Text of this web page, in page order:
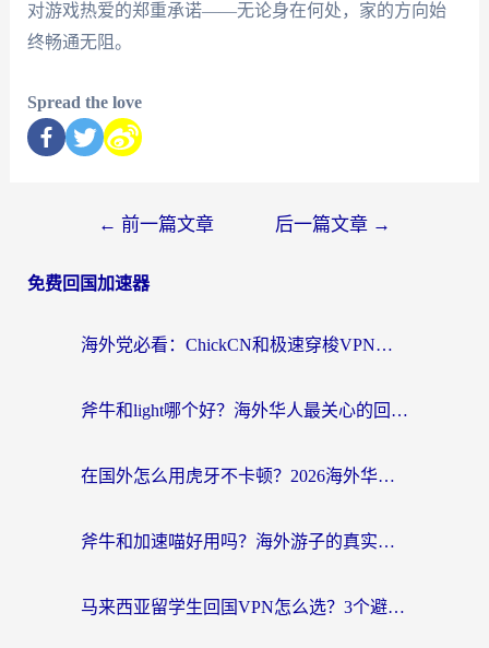
对游戏热爱的郑重承诺——无论身在何处，家的方向始
终畅通无阻。
Spread the love
← 前一篇文章 后一篇文章 →
免费回国加速器
海外党必看：ChickCN和极速穿梭VPN好用吗？3招教你选对回国加速器无缝刷国内资源
斧牛和light哪个好？海外华人最关心的回国加速器选择难题，一篇讲透
在国外怎么用虎牙不卡顿？2026海外华人亲测有效的回国加速器选择指南
斧牛和加速喵好用吗？海外游子的真实选择困境
马来西亚留学生回国VPN怎么选？3个避坑点+1款实测好用的加速器推荐